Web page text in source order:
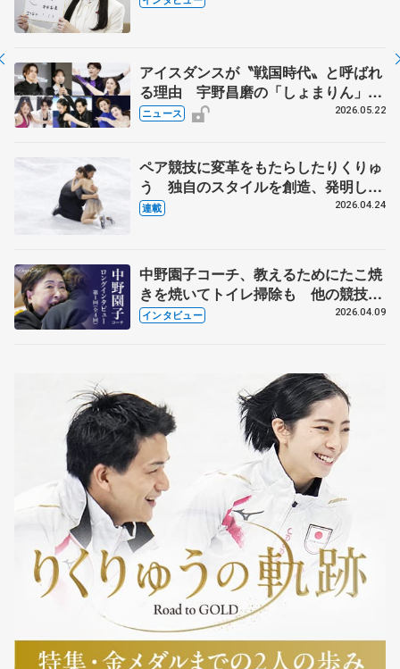
アイスダンスが〝戦国時代〟と呼ばれ
る理由 宇野昌磨の「しょまりん」ら
実力者が相次いで参戦 国内の競争激
ニュース 2026.05.22
ペア競技に変革をもたらしたりくりゅ
う 独自のスタイルを創造、発明した
【引退発表後②】
連載 2026.04.24
中野園子コーチ、教えるためにたこ焼
きを焼いてトイレ掃除も 他の競技に
も通用するという坂本花織の筋肉
インタビュー 2026.04.09